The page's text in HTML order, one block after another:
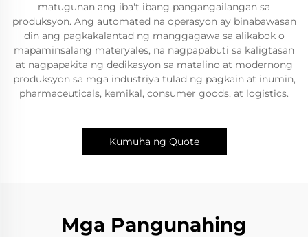
matugunan ang iba't ibang pangangailangan sa
produksyon. Ang automated na operasyon ay binabawasan
din ang pagkakalantad ng manggagawa sa alikabok o
mapaminsalang materyales, na nagpapabuti sa kaligtasan
at nagpapakita ng dedikasyon sa matalino at modernong
produksyon sa mga industriya tulad ng pagkain at inumin,
pharmaceuticals, kemikal, consumer goods, at logistics.
Kumuha ng Quote
Mga Pangunahing